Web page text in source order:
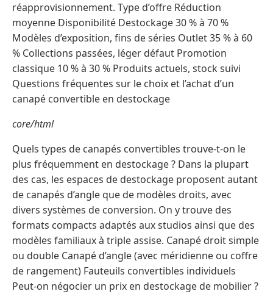
réapprovisionnement. Type d’offre Réduction
moyenne Disponibilité Destockage 30 % à 70 %
Modèles d’exposition, fins de séries Outlet 35 % à 60
% Collections passées, léger défaut Promotion
classique 10 % à 30 % Produits actuels, stock suivi
Questions fréquentes sur le choix et l’achat d’un
canapé convertible en destockage
core/html
Quels types de canapés convertibles trouve-t-on le
plus fréquemment en destockage ? Dans la plupart
des cas, les espaces de destockage proposent autant
de canapés d’angle que de modèles droits, avec
divers systèmes de conversion. On y trouve des
formats compacts adaptés aux studios ainsi que des
modèles familiaux à triple assise. Canapé droit simple
ou double Canapé d’angle (avec méridienne ou coffre
de rangement) Fauteuils convertibles individuels
Peut-on négocier un prix en destockage de mobilier ?